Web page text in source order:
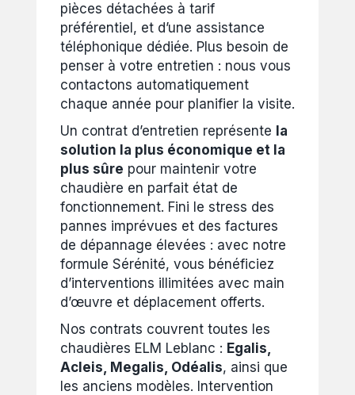
pièces détachées à tarif
préférentiel, et d’une assistance
téléphonique dédiée. Plus besoin de
penser à votre entretien : nous vous
contactons automatiquement
chaque année pour planifier la visite.
Un contrat d’entretien représente la
solution la plus économique et la
plus sûre pour maintenir votre
chaudière en parfait état de
fonctionnement. Fini le stress des
pannes imprévues et des factures
de dépannage élevées : avec notre
formule Sérénité, vous bénéficiez
d’interventions illimitées avec main
d’œuvre et déplacement offerts.
Nos contrats couvrent toutes les
chaudières ELM Leblanc : Egalis,
Acleis, Megalis, Odéalis, ainsi que
les anciens modèles. Intervention